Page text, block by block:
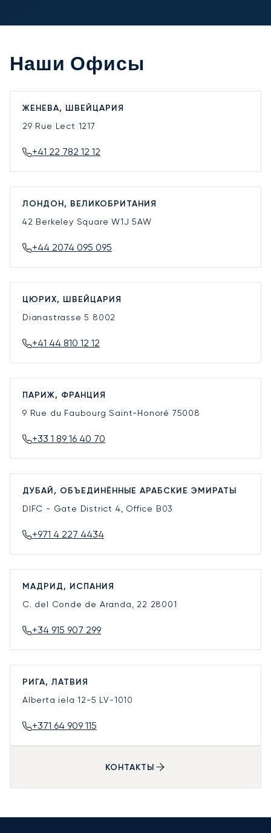
Наши Офисы
ЖЕНЕВА, ШВЕЙЦАРИЯ
29 Rue Lect 1217
+41 22 782 12 12
ЛОНДОН, ВЕЛИКОБРИТАНИЯ
42 Berkeley SquareW1J 5AW
+44 2074 095 095
ЦЮРИХ, ШВЕЙЦАРИЯ
Dianastrasse 5 8002
+41 44 810 12 12
ПАРИЖ, ФРАНЦИЯ
9 Rue du Faubourg Saint-Honoré 75008
+33 1 89 16 40 70
ДУБАЙ, ОБЪЕДИНЁННЫЕ АРАБСКИЕ ЭМИРАТЫ
DIFC - Gate District 4, Office B03
+971 4 227 4434
МАДРИД, ИСПАНИЯ
C. del Conde de Aranda, 22 28001
+34 915 907 299
РИГА, ЛАТВИЯ
Alberta iela 12-5 LV-1010
+371 64 909 115
КОНТАКТЫ